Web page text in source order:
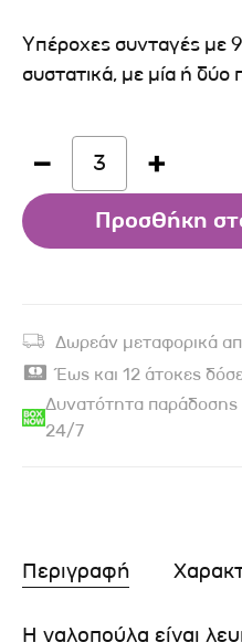
Υπέροχες συνταγές με
συστατικά, με μία ή
3
Προσθήκη
Δωρεάν μεταφορικά
Έως και 12 άτοκες
Δυνατότητα
24/7
Περιγραφή
Η γαλοπούλα είναι